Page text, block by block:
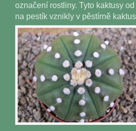
označení rostliny. Tyto kaktusy
na pestík vznikly v pěstírně